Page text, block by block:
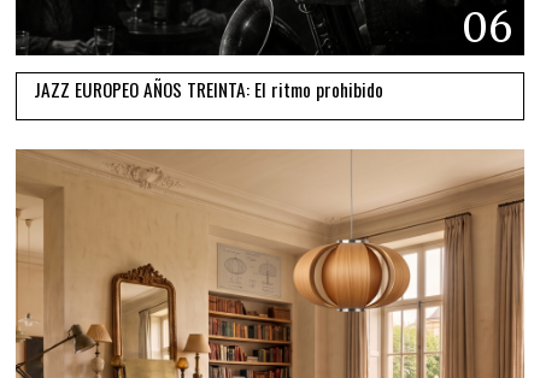
06
JAZZ EUROPEO AÑOS TREINTA: El ritmo prohibido